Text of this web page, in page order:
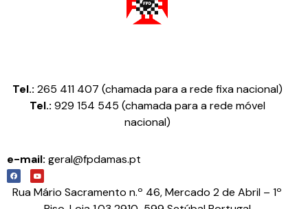
Tel.: 265 411 407 (chamada para a rede fixa nacional)
Tel.: 929 154 545 (chamada para a rede móvel
nacional)
e-mail: geral@fpdamas.pt
Rua Mário Sacramento n.º 46, Mercado 2 de Abril – 1º